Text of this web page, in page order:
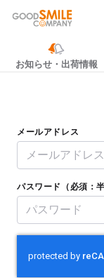
お知らせ・出荷情報
メールアドレス
パスワード（必須：